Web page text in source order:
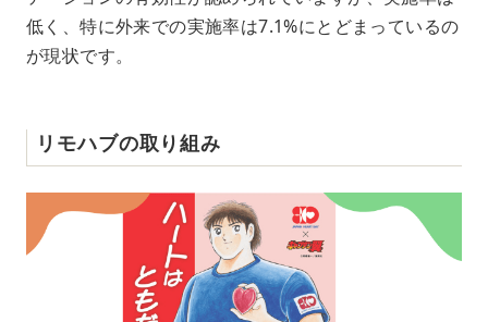
低く、特に外来での実施率は7.1%にとどまっているの
が現状です。
リモハブの取り組み